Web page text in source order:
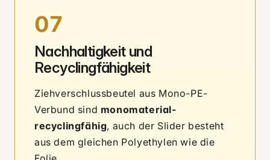
07
Nachhaltigkeit und
Recyclingfähigkeit
Ziehverschlussbeutel aus Mono-PE-
Verbund sind monomaterial-
recyclingfähig, auch der Slider besteht
aus dem gleichen Polyethylen wie die